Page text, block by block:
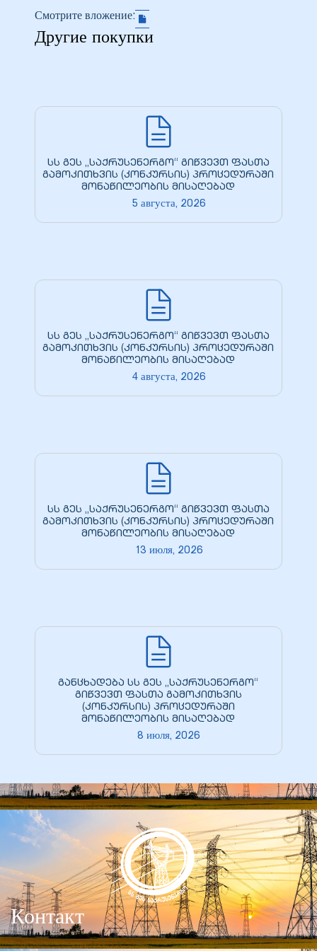
Смотрите вложение:
Другие покупки
სს გეს „საქრუსენერგო“ გიწვევთ ფასთა
გამოკითხვის (კონკურსის) პროცედურაში
მონაწილეობის მისაღებად
5 августа, 2026
სს გეს „საქრუსენერგო“ გიწვევთ ფასთა
გამოკითხვის (კონკურსის) პროცედურაში
მონაწილეობის მისაღებად
4 августа, 2026
სს გეს „საქრუსენერგო“ გიწვევთ ფასთა
გამოკითხვის (კონკურსის) პროცედურაში
მონაწილეობის მისაღებად
13 июля, 2026
განცხადება სს გეს „საქრუსენერგო“
გიწვევთ ფასთა გამოკითხვის
(კონკურსის) პროცედურაში
მონაწილეობის მისაღებად
8 июля, 2026
Контакт
кВ
кВ